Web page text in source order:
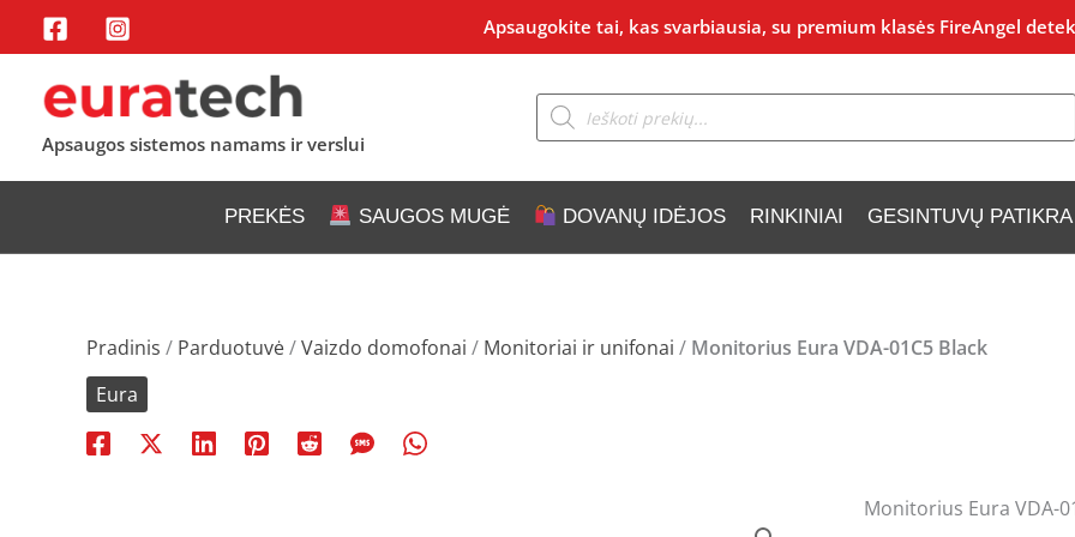
Pereiti
prie
turinio
Apsaugokite tai, kas svarbiausia, su premium klasės FireAngel
Apsaugos sistemos namams ir verslui
Products
search
PREKĖS SAUGOS MUGĖ DOVANŲ IDĖJOS RINKINIAI GESINTUVŲ PATIKRA
Pradinis / Parduotuvė/Vaizdo domofonai / Monitoriai ir unifonai / Monitorius Eura VDA-01C5 Black
Eura
Monitorius Eura VDA-
produkto